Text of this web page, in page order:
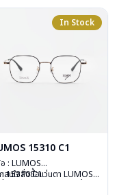
In Stock
15310 C1
: LUMOS
: 15310 C1
สนใจสั่งชื้อแว่นตา LUMOS